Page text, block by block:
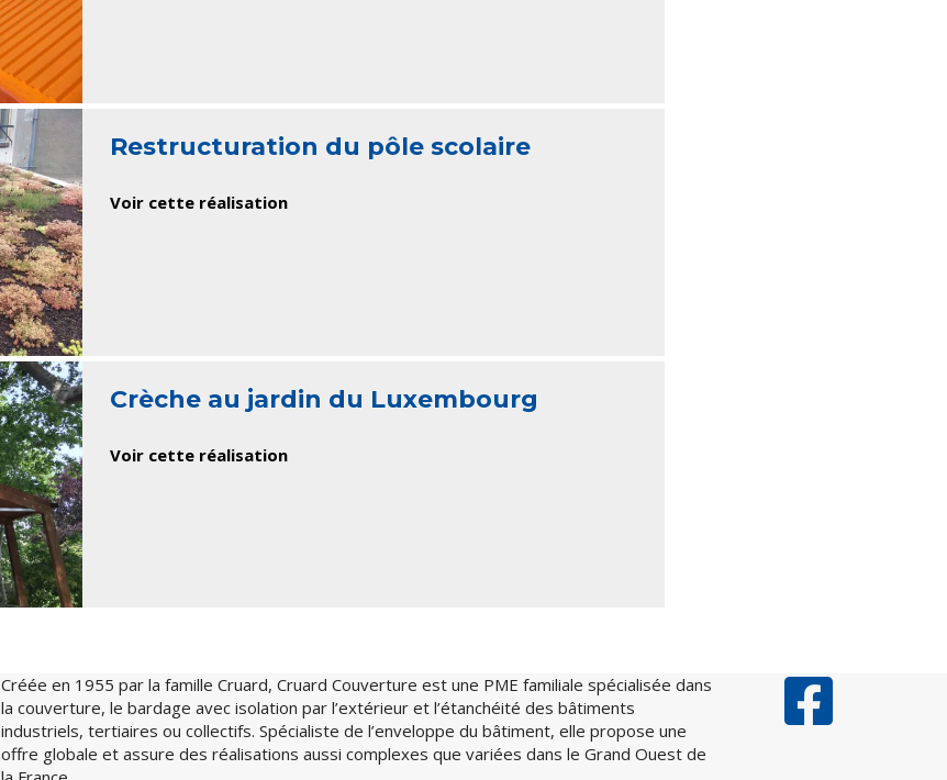
Restructuration du pôle scolaire
Voir cette réalisation
Crèche au jardin du Luxembourg
Voir cette réalisation
Créée en 1955 par la famille Cruard, Cruard Couverture est une PME familiale spécialisée dans
la couverture, le bardage avec isolation par l’extérieur et l’étanchéité des bâtiments
industriels, tertiaires ou collectifs. Spécialiste de l’enveloppe du bâtiment, elle propose une
offre globale et assure des réalisations aussi complexes que variées dans le Grand Ouest de